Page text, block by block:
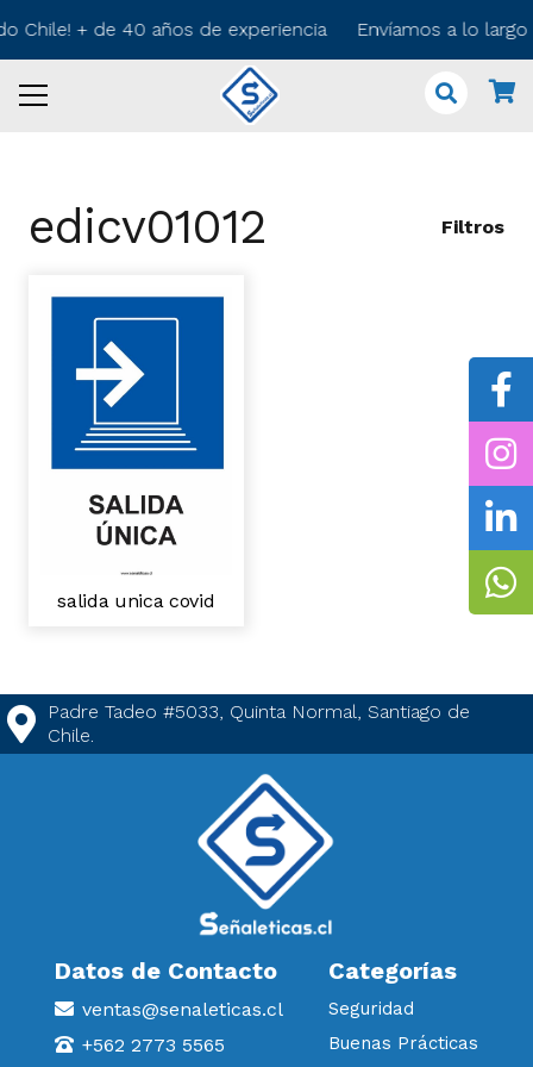
Chile! + de 40 años de experiencia Envíamos a lo
edicv01012 Filtros
salida unica covid
Padre Tadeo #5033, Quinta Normal, Santiago de
Chile.
Datos de Contacto
ventas@senaleticas.cl
+562 2773 5565
Categorías
Seguridad
Buenas Prácticas